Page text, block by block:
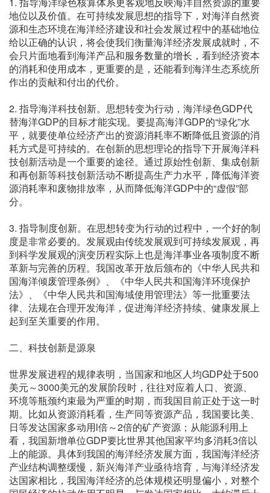
地位以及价值。在可持续发展思想的指导下，对海洋自然资
源和生态环境在海洋经济建设和社会发展过程中的基础地位
给以正确的认识，将会使我们衡量海洋经济发展成就时，不
会只片面地看到海洋产品和服务数量的增长，看到经济资本
的消耗和使用成本，更重要的是，还能看到海洋生态系统所
作出的贡献和付出的代价。
2. 指导海洋科技创新。思想转变为行动，海洋绿色GDP代
替海洋GDP的目标才能实现。要提高海洋GDP的“绿化”水
平，就要使单位经济产出的资源消耗率不断降低且资源的消
耗方式是可持续的。在创新的思想理论的指导下开展海洋科
技创新活动是一个重要的途径。通过原始性创新、集成创新
和再创新等科技创新活动不断提高生产力水平，降低海洋资
源消耗率和废物排放率，从而降低海洋GDP中的“虚假”部
分。
3. 指导制度创新。在思想转变为行动的过程中，一个好的制
度是非常必要的。发展观由传统发展观到可持续发展观，再
到科学发展观的演变历程实际上也是海洋事业各项制度不断
革新与完善的历程。我国改革开放后颁布的《中华人民共和
国海洋倾废管理条例》、《中华人民共和国海洋环境保护
法》、《中华人民共和国海域使用管理法》等一批重要法
律、法规在合理开发海洋，促进海洋经济持续、健康发展上
起到至关重要的作用。
二、科技创新是源泉
世界发展进程的规律表明，当国家和地区人均GDP处于500
美元～3000美元的发展阶段时，往往对应着人口、资源、
环境等瓶颈约束最为严重的时期，而我国目前正处于这一时
期。比如从资源消耗看，生产同等资源产品，我国要比美、
日等发达国家多动用l倍～2倍的矿产资源；从能源利用上
看，我国新增单位GDP要比世界其他国家平均多消耗3倍以
上的能源。具体到我国的海洋经济发展方面，我国海洋经济
产业结构调整缓慢，新兴海洋产业亟待培育，与海洋经济发
达国家相比，我国海洋经济的总体规模还明显偏小，对整个